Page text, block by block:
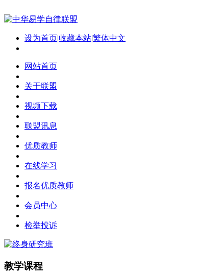
设为首页|收藏本站|繁体中文
网站首页
关于联盟
视频下载
联盟讯息
优质教师
在线学习
报名优质教师
会员中心
检举投诉
教学课程